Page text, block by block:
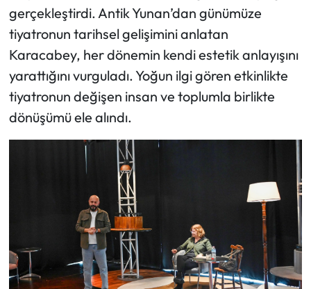
gerçekleştirdi. Antik Yunan’dan günümüze
tiyatronun tarihsel gelişimini anlatan
Karacabey, her dönemin kendi estetik anlayışını
yarattığını vurguladı. Yoğun ilgi gören etkinlikte
tiyatronun değişen insan ve toplumla birlikte
dönüşümü ele alındı.